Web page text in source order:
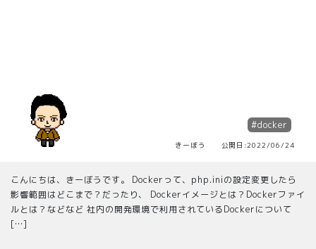
#docker
きーぼう 公開日:2022/06/24
こんにちは、きーぼうです。 Dockerって、php.iniの設定変更したら
影響範囲はどこまで？だったり、 Dockerイメージとは？Dockerファイ
ルとは？などなど 社内の開発環境で利用されているDockerについて
[…]